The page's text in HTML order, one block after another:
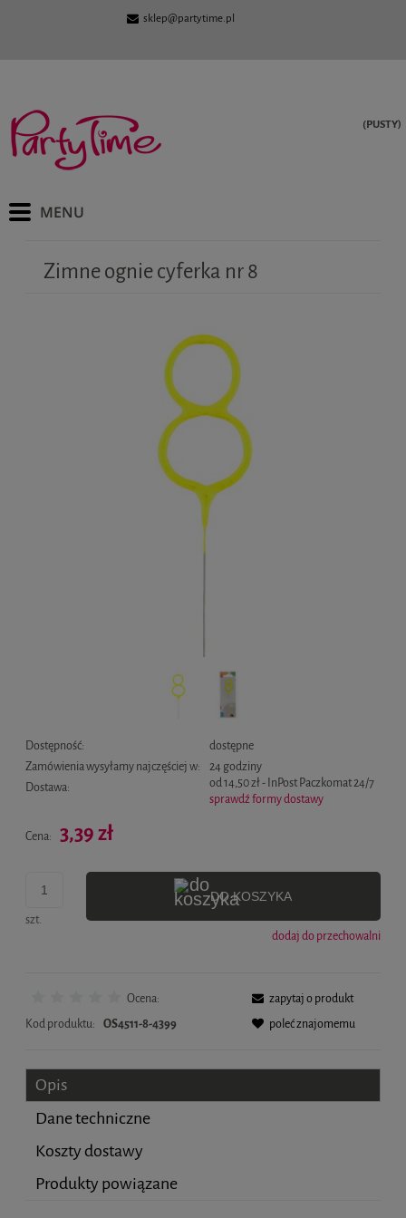
sklep@partytime.pl
(PUSTY)
Zimne ognie cyferka nr 8
Dostępność:
dostępne
Zamówienia wysyłamy najczęściej w:
24 godziny
Dostawa:
od 14,50 zł- InPost Paczkomat 24/7
sprawdź formy dostawy
Cena: 3,39 zł
szt.
DO KOSZYKA
dodaj do przechowalni
Ocena:
Kod produktu: OS4511-8-4399
zapytaj o produkt
poleć znajomemu
Opis
Dane techniczne
Koszty dostawy
Cena nie zawiera ewentualnych kosztów płatności
Produkty powiązane